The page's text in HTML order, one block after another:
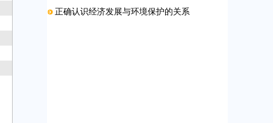
正确认识经济发展与环境保护的关系